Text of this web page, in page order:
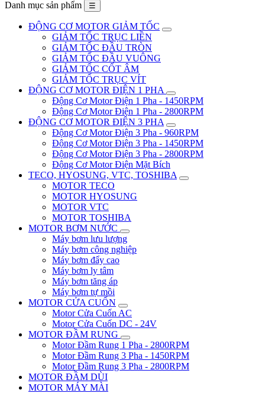
Danh mục sản phẩm ☰
ĐỘNG CƠ MOTOR GIẢM TỐC
GIẢM TỐC TRỤC LIỀN
GIẢM TỐC ĐẦU TRÒN
GIẢM TỐC ĐẦU VUÔNG
GIẢM TỐC CỐT ÂM
GIẢM TỐC TRỤC VÍT
ĐỘNG CƠ MOTOR ĐIỆN 1 PHA
Động Cơ Motor Điện 1 Pha - 1450RPM
Động Cơ Motor Điện 1 Pha - 2800RPM
ĐỘNG CƠ MOTOR ĐIỆN 3 PHA
Động Cơ Motor Điện 3 Pha - 960RPM
Động Cơ Motor Điện 3 Pha - 1450RPM
Động Cơ Motor Điện 3 Pha - 2800RPM
Động Cơ Motor Điện Mặt Bích
TECO, HYOSUNG, VTC, TOSHIBA
MOTOR TECO
MOTOR HYOSUNG
MOTOR VTC
MOTOR TOSHIBA
MOTOR BƠM NƯỚC
Máy bơm lưu lượng
Máy bơm công nghiệp
Máy bơm đẩy cao
Máy bơm ly tâm
Máy bơm tăng áp
Máy bơm tự mồi
MOTOR CỬA CUỐN
Motor Cửa Cuốn AC
Motor Cửa Cuốn DC - 24V
MOTOR ĐẦM RUNG
Motor Đầm Rung 1 Pha - 2800RPM
Motor Đầm Rung 3 Pha - 1450RPM
Motor Đầm Rung 3 Pha - 2800RPM
MOTOR ĐẦM DÙI
MOTOR MÁY MÀI